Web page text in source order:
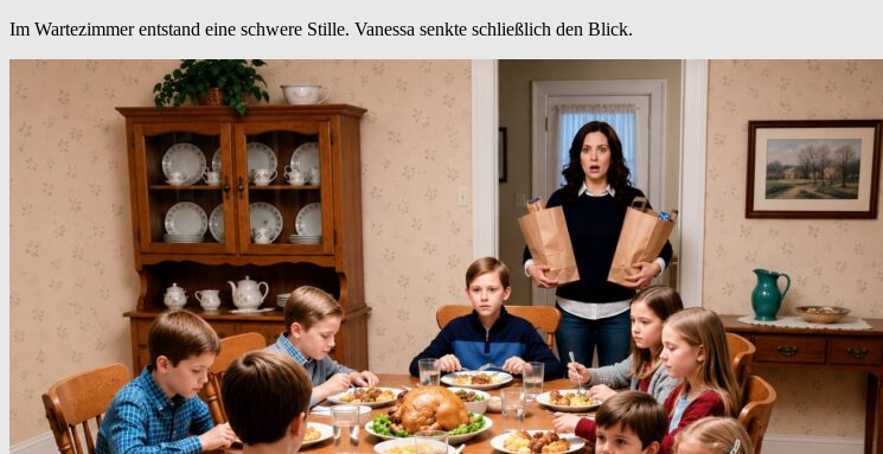
Im Wartezimmer entstand eine schwere Stille. Vanessa senkte schließlich den Blick.